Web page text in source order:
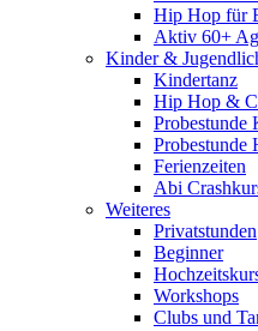
Hip Hop für
Aktiv 60+
Kinder &
Kindertanz
Hip Hop &
Probestunde
Probestunde
Ferienzeiten
Abi
Weiteres
Privatstunden
Beginner
Workshops
Clubs und